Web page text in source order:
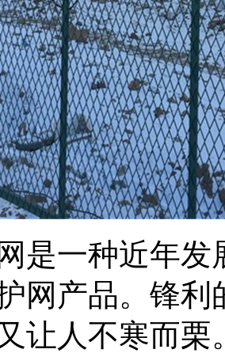
是一种近年
网产品。锋
让人不寒而